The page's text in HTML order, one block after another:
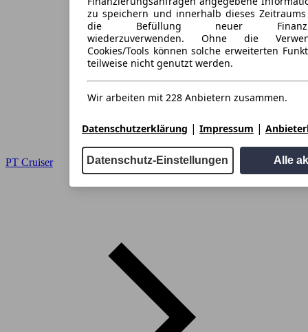
zu speichern und innerhalb dieses
die Befüllung neuer
wiederzuverwenden. Ohne die
Cookies/Tools können solche erweiterten
teilweise nicht genutzt werden.
Wir arbeiten mit 228 Anbietern zusammen.
Datenschutzerklärung | Impressum |
Datenschutz-Einstellungen Alle
PT Cruiser